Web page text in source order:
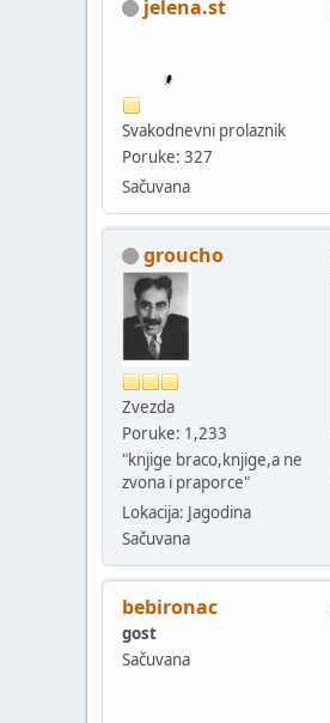
jelena.st
Svakodnevni prolaznik
Poruke: 327
Sačuvana
groucho
Zvezda
Poruke: 1,233
"knjige braco,knjige,a ne
zvona i praporce"
Lokacija: Jagodina
Sačuvana
bebironac
gost
Sačuvana